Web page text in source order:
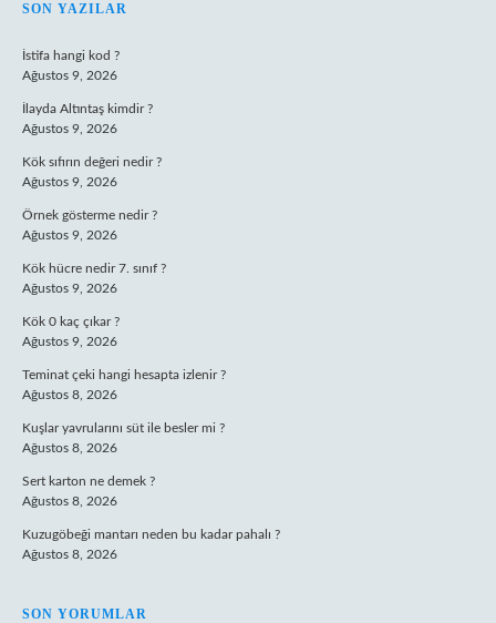
SIDEBAR
SON YAZILAR
İstifa hangi kod ?
Ağustos 9, 2026
İlayda Altıntaş kimdir ?
Ağustos 9, 2026
Kök sıfırın değeri nedir ?
Ağustos 9, 2026
Örnek gösterme nedir ?
Ağustos 9, 2026
Kök hücre nedir 7. sınıf ?
Ağustos 9, 2026
Kök 0 kaç çıkar ?
Ağustos 9, 2026
Teminat çeki hangi hesapta izlenir ?
Ağustos 8, 2026
Kuşlar yavrularını süt ile besler mi ?
Ağustos 8, 2026
Sert karton ne demek ?
Ağustos 8, 2026
Kuzugöbeği mantarı neden bu kadar pahalı ?
Ağustos 8, 2026
SON YORUMLAR